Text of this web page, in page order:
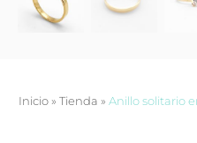
Inicio» Tienda » Anillo solitario